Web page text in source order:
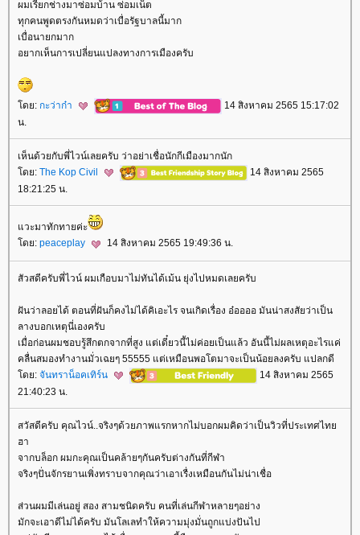
ผมเรียกช่างมาซ่อมบ้าน ซ่อมเน็ต
ทุกคนพูดตรงกันหมดว่าเบื่อรัฐบาลนี้มาก
เบื่อนายกมาก
อยากเห็นการเปลี่ยนแปลงทางการเมืองครับ
ดย: กะว่าก๋า
14 สิงหาคม 2565 15:17:02
น.
เห็นด้วยกับพี่ไวน์เลยครับ ว่าอย่าเชื่อนักกีเมืองมากนัก
ดย: The Kop Civil
14 สิงหาคม 2565
18:21:25 น.
วะมาทักทายค่ะ
ดย: peaceplay 14 สิงหาคม 2565 19:49:36 น.
สัวสดีครับพี่ไวน์ ผมเกือบมาไม่ทันได้เม้น ยุ่งไปหมดเลยครับ
ฝันว่าลอยได้ ตอนที่ฝันก็คงไม่ได้คิเอะไร จนเกิดเรื่อง อ๋ออออ มันน่าสงสัยว่าเป็น
ลางบอกเหตุนี่เองครับ
เมื่อก่อนผมชอบรู้สึกตกจากที่สูง แต่เดี๋ยวนี้ไม่ค่อยเป็นแล้ว อันนี้ไม่ผลเหตุอะไรแค่
คลื่นสมองทำงานมั่วเฉยๆ 55555 แต่เหมือนพอโตมาจะเป็นน้อยลงครับ แปลกดี
ดย: จันทราน็อคเทิร์น
14 สิงหาคม 2565
21:40:23 น.
สวัสดีครับ คุณไวน์..จริงๆด้วยภาพแรกหากไม่บอกผมคิดว่าเป็นวิวที่ประเทศไท
ฮา
จากบล็อก ผมกะคุณเป็นคล้ายๆกันครับต่างกันที่กีฬา
จริงๆปั่นจักรยานเพิ่งทราบจากคุณว่าเอาเรื่งเหมือนกันไม่น่าเชื่อ
ส่วนผมมีเล่นอยู่ สอง สามชนิดครับ คนที่เล่นกีฬาหลายๆอย่าง
มักจะเอาดีไม่ได้ครับ มันโลเลทำให้ความมุ่งมั่นถูกแบ่งปันไป